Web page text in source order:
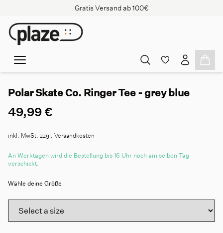
Gratis Versand ab 100€
Polar Skate Co. Ringer Tee - grey blue
49,99 €
inkl. MwSt. zzgl. Versandkosten
An Werktagen wird die Bestellung bis 16 Uhr noch am selben Tag
verschickt.
Wähle deine Größe